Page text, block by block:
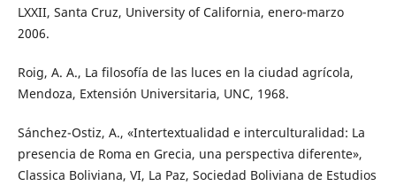
LXXII, Santa Cruz, University of California, enero-marzo
2006.
Roig, A. A., La filosofía de las luces en la ciudad agrícola,
Mendoza, Extensión Universitaria, UNC, 1968.
Sánchez-Ostiz, A., «Intertextualidad e interculturalidad: La
presencia de Roma en Grecia, una perspectiva diferente»,
Classica Boliviana, VI, La Paz, Sociedad Boliviana de Estudios